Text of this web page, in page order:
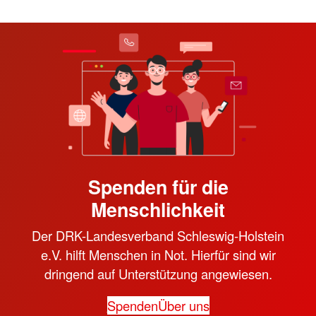
Spenden für die
Menschlichkeit
Der DRK-Landesverband Schleswig-Holstein
e.V. hilft Menschen in Not. Hierfür sind wir
dringend auf Unterstützung angewiesen.
SpendenÜber uns